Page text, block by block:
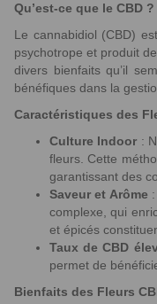
Qu’est-ce que le CBD ?
Le cannabidiol (CBD)
psychotrope et produit
divers bienfaits qu’il
bénéfiques dans la
Caractéristiques des
Culture Indoor :
fleurs. Cette
garantissant des
Saveur et Arôme
complexe, qui
et épicés
Taux de CBD
permet de
Bienfaits des Fleurs